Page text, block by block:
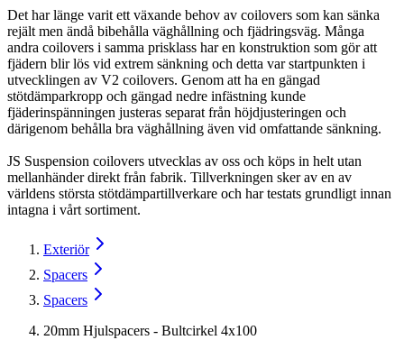
Det har länge varit ett växande behov av coilovers som kan sänka
rejält men ändå bibehålla väghållning och fjädringsväg. Många
andra coilovers i samma prisklass har en konstruktion som gör att
fjädern blir lös vid extrem sänkning och detta var startpunkten i
utvecklingen av V2 coilovers. Genom att ha en gängad
stötdämparkropp och gängad nedre infästning kunde
fjäderinspänningen justeras separat från höjdjusteringen och
därigenom behålla bra väghållning även vid omfattande sänkning.
JS Suspension coilovers utvecklas av oss och köps in helt utan
mellanhänder direkt från fabrik. Tillverkningen sker av en av
världens största stötdämpartillverkare och har testats grundligt innan
intagna i vårt sortiment.
Exteriör
Spacers
Spacers
20mm Hjulspacers - Bultcirkel 4x100